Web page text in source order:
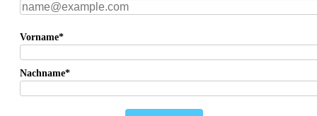
Vorname*
Nachname*